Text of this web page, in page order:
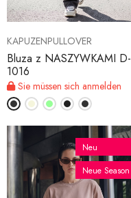
KAPUZENPULLOVER
Bluza z NASZYWKAMI D-
1016
Sie müssen sich anmelden
Neu
Neue Season